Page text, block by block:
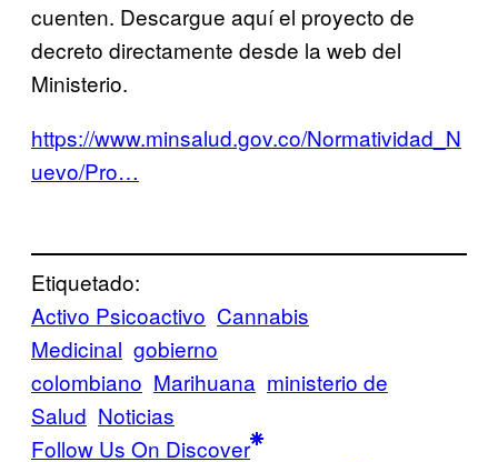
cuenten. Descargue aquí el proyecto de
decreto directamente desde la web del
Ministerio.
https://www.minsalud.gov.co/Normatividad_N
uevo/Pro…
Etiquetado:
Activo Psicoactivo Cannabis
Medicinal gobierno
colombiano Marihuana ministerio de
Salud Noticias
Follow Us On Discover